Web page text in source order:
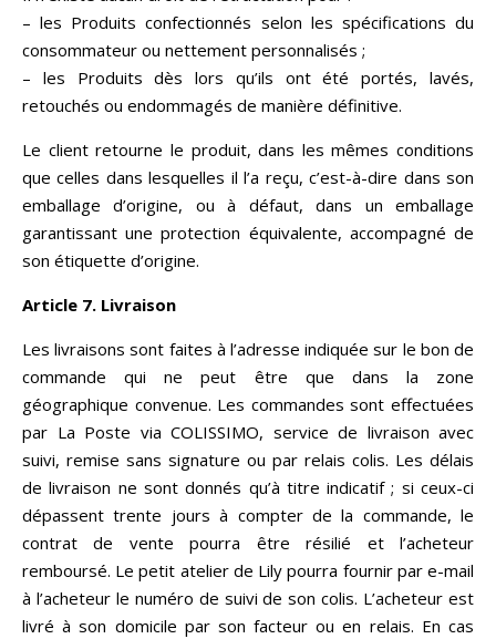
– les Produits confectionnés selon les spécifications du
consommateur ou nettement personnalisés ;
– les Produits dès lors qu’ils ont été portés, lavés,
retouchés ou endommagés de manière définitive.
Le client retourne le produit, dans les mêmes conditions
que celles dans lesquelles il l’a reçu, c’est-à-dire dans son
emballage d’origine, ou à défaut, dans un emballage
garantissant une protection équivalente, accompagné de
son étiquette d’origine.
Article 7. Livraison
Les livraisons sont faites à l’adresse indiquée sur le bon de
commande qui ne peut être que dans la zone
géographique convenue. Les commandes sont effectuées
par La Poste via COLISSIMO, service de livraison avec
suivi, remise sans signature ou par relais colis. Les délais
de livraison ne sont donnés qu’à titre indicatif ; si ceux-ci
dépassent trente jours à compter de la commande, le
contrat de vente pourra être résilié et l’acheteur
remboursé. Le petit atelier de Lily pourra fournir par e-mail
à l’acheteur le numéro de suivi de son colis. L’acheteur est
livré à son domicile par son facteur ou en relais. En cas